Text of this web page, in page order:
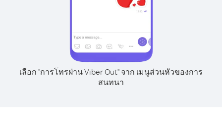
เลือก "การโทรผ่าน Viber Out" จาก เมนูส่วนหัวของการ
สนทนา